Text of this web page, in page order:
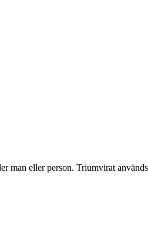
man eller person. Triumvirat